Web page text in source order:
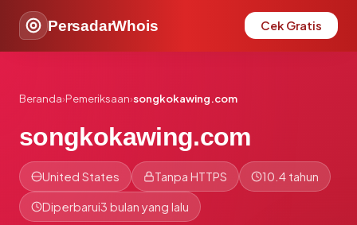
PersadarWhois Cek Gratis
Beranda›Pemeriksaan›songkokawing.com
songkokawing.com
United States Tanpa HTTPS 10.4 tahun
Diperbarui3 bulan yang lalu